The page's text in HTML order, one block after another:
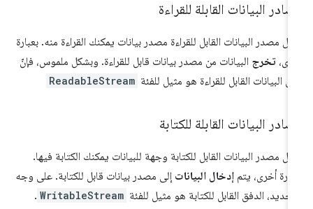
البيانات القابلة للقراءة
مصدر البيانات القابل للقراءة مصدر بيانات يمكنك القراءة منه. بعبارة
تخرجالبيانات من مصدر بيانات قابل للقراءة. وبشكل ملموس، فإنّ
البيانات القابل للقراءة هو مثيل للفئة ReadableStream
البيانات القابلة للكتابة
مصدر البيانات القابل للكتابة وجهة للبيانات يمكنك الكتابة فيها.
أخرى، يتم إدخال البياناتإلى مصدر بيانات قابل للكتابة. على وجه
الدفق القابل للكتابة هو مثيل للفئة WritableStream
.